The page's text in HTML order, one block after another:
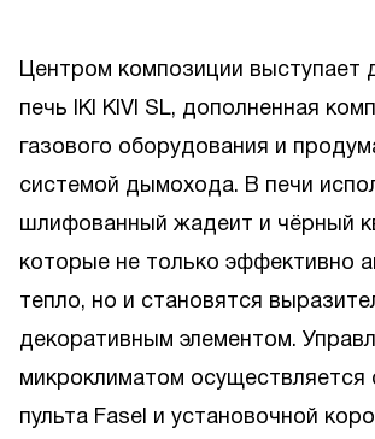
Центром композиции выступает
печь IKI KIVI SL, дополненная
газового оборудования и
системой дымохода. В печи
шлифованный жадеит и чёрный
которые не только эффективно
тепло, но и становятся
декоративным элементом.
микроклиматом
пульта Fasel и установочной